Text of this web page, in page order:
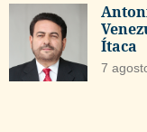
Ítaca
7